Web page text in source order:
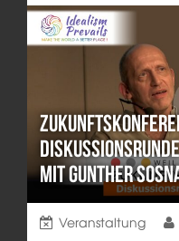
mit Gunther
Veranstaltung